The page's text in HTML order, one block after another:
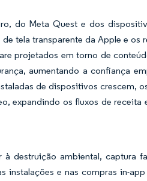
do Meta Quest e dos
tela transparente da Apple e os
projetados em torno de
aumentando a confiança
de dispositivos crescem,
expandindo os fluxos de receita
destruição ambiental, captura
instalações e nas compras in-